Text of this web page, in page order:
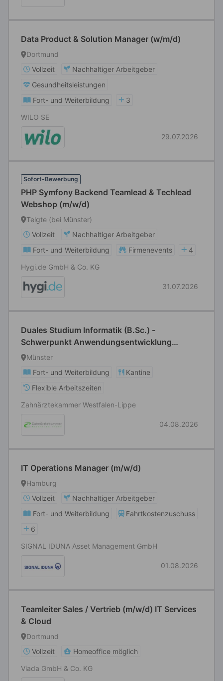
Data Product & Solution Manager (w/m/d)
Dortmund
Vollzeit
Nachhaltiger Arbeitgeber
Gesundheitsleistungen
Fort- und Weiterbildung
3
WILO SE
29.07.2026
Sofort-Bewerbung
PHP Symfony Backend Teamlead & Techlead
Webshop (m/w/d)
Telgte (bei Münster)
Vollzeit
Nachhaltiger Arbeitgeber
Fort- und Weiterbildung
Firmenevents
4
Hygi.de GmbH & Co. KG
31.07.2026
Duales Studium Informatik (B.Sc.) -
Schwerpunkt Anwendungsentwicklung
(m/w/d)
Münster
Fort- und Weiterbildung
Kantine
Flexible Arbeitszeiten
Zahnärztekammer Westfalen-Lippe
04.08.2026
IT Operations Manager (m/w/d)
Hamburg
Vollzeit
Nachhaltiger Arbeitgeber
Fort- und Weiterbildung
Fahrtkostenzuschuss
6
SIGNAL IDUNA Asset Management GmbH
01.08.2026
Teamleiter Sales / Vertrieb (m/w/d) IT Services
& Cloud
Dortmund
Vollzeit
Homeoffice möglich
Viada GmbH & Co. KG